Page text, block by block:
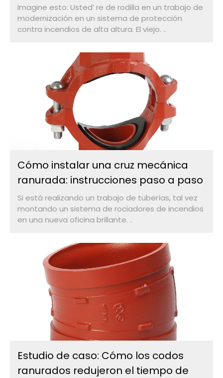
Imagine esto: Usted’ re de rodilla en un trabajo de
modernización en un sistema de protección
contra incendios de alta altura. El viejo. ..
Cómo instalar una cruz mecánica
ranurada: instrucciones paso a paso
Si está realizando un trabajo de tuberías, tal vez
montando un sistema de rociadores de incendios
en una nueva oficina brillante. ..
Estudio de caso: Cómo los codos
ranurados redujeron el tiempo de